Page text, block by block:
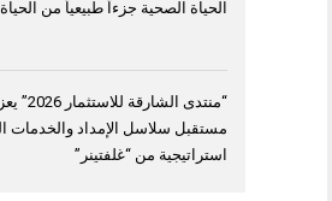
الحياة الصحية جزءاً طبيعياً من الحياة
“منتدى
مستقبل سلاسل الإمداد والخدمات
استراتيجية من “غلفتينر”